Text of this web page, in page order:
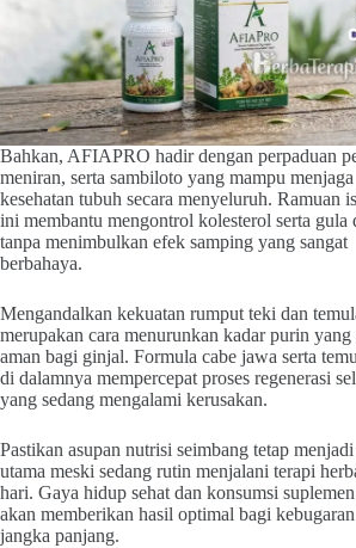
Bahkan, AFIAPRO hadir dengan perpaduan
meniran, serta sambiloto yang mampu menjaga
kesehatan tubuh secara menyeluruh. Ramuan
ini membantu mengontrol kolesterol serta gula
tanpa menimbulkan efek samping yang sangat
berbahaya.
Mengandalkan kekuatan rumput teki dan
merupakan cara menurunkan kadar purin yang
aman bagi ginjal. Formula cabe jawa serta
di dalamnya mempercepat proses regenerasi
yang sedang mengalami kerusakan.
Pastikan asupan nutrisi seimbang tetap
utama meski sedang rutin menjalani terapi
hari. Gaya hidup sehat dan konsumsi
akan memberikan hasil optimal bagi
jangka panjang.